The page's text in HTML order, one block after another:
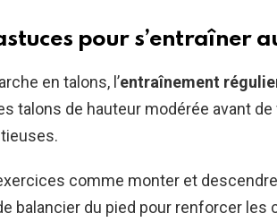
pour s’entraîner
en talons, l’entraînement
talons de hauteur modérée avant
comme monter et
balancier du pied pour renforcer les